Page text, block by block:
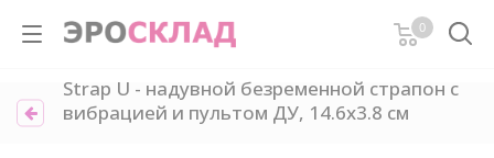
0
Strap U - надувной безременной страпон с
вибрацией и пультом ДУ, 14.6х3.8 см